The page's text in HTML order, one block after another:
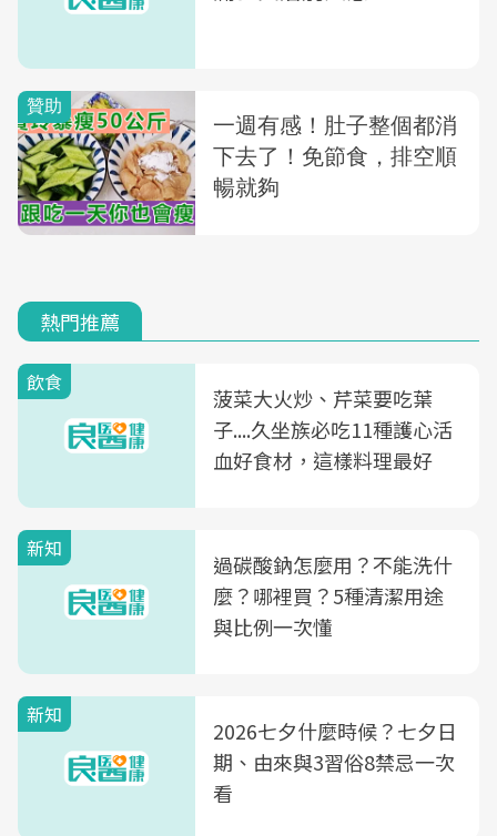
熱門推薦
飲食
菠菜大火炒、芹菜要吃葉
子....久坐族必吃11種護心活
血好食材，這樣料理最好
新知
過碳酸鈉怎麼用？不能洗什
麼？哪裡買？5種清潔用途
與比例一次懂
新知
2026七夕什麼時候？七夕日
期、由來與3習俗8禁忌一次
看